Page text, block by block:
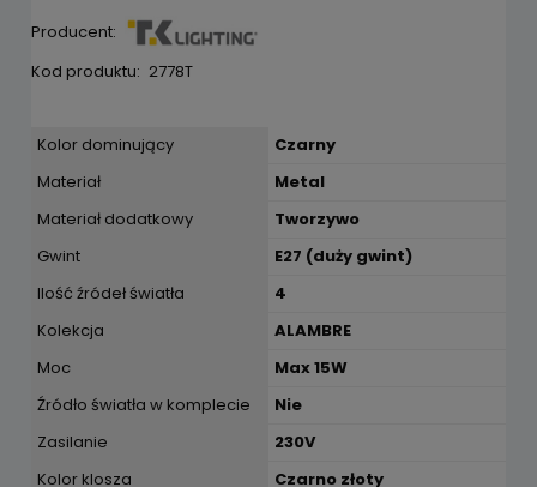
Producent:
Kod produktu: 2778T
Kolor dominujący
Czarny
Materiał
Metal
Materiał dodatkowy
Tworzywo
Gwint
E27 (duży gwint)
Ilość źródeł światła
4
Kolekcja
ALAMBRE
Moc
Max 15W
Źródło światła w komplecie
Nie
Zasilanie
230V
Kolor klosza
Czarno złoty